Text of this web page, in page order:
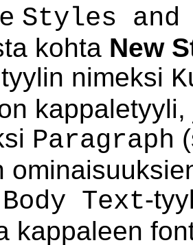
Styles and
kohta New
nimeksi
Paragraph
Body Text-
kappaleen